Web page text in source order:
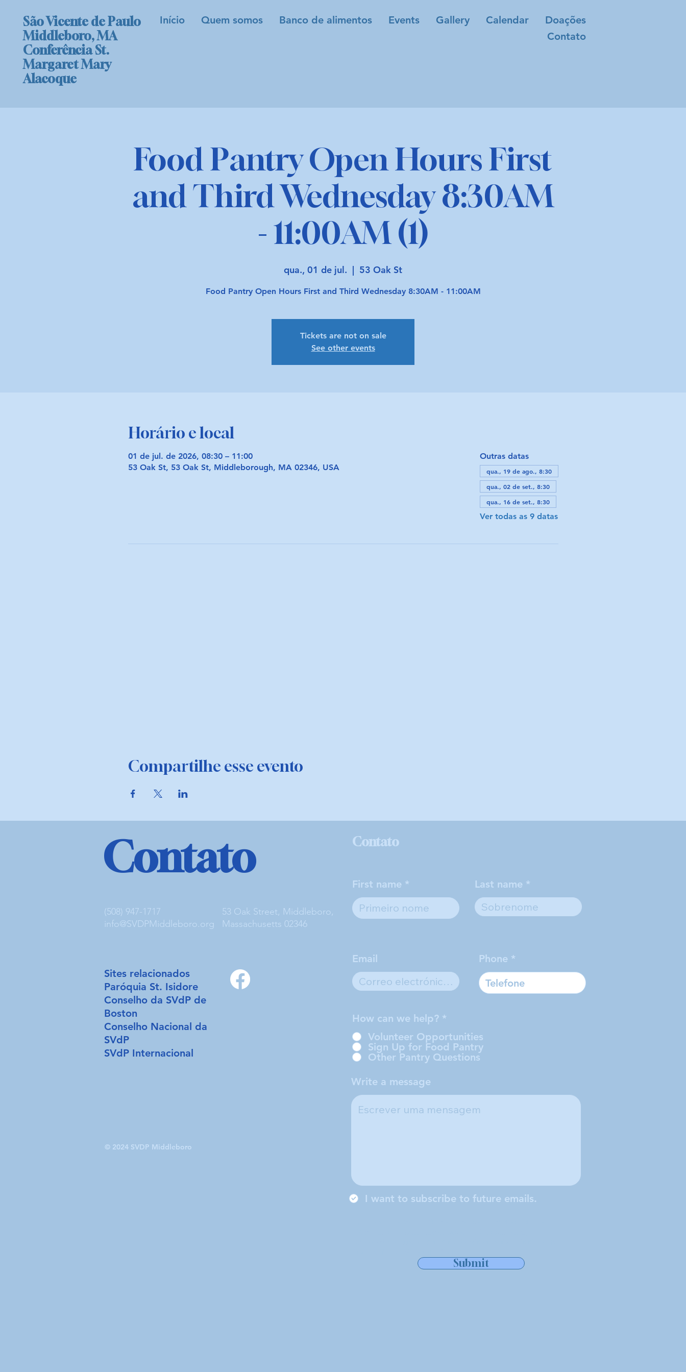
São Vicente de Paulo
Middleboro, MA
Conferência St.
Margaret Mary
Alacoque
Início Quem somos Banco de alimentos Events Gallery Calendar
Doações
Contato
Food Pantry Open Hours First
and Third Wednesday 8:30AM
- 11:00AM (1)
qua., 01 de jul.
  |
53 Oak St
Food Pantry Open Hours First and Third Wednesday 8:30AM - 11:00AM
Tickets are not on sale
See other events
Horário e local
01 de jul. de 2026, 08:30 – 11:00
53 Oak St, 53 Oak St, Middleborough, MA 02346, USA
Outras datas
qua., 19 de ago., 8:30
qua., 02 de set., 8:30
qua., 16 de set., 8:30
Ver todas as 9 datas
Compartilhe esse evento
Contato
(508) 947-1717
info@SVDPMiddleboro.org
53 Oak Street, Middleboro,
Massachusetts 02346
Sites relacionados
Paróquia St. Isidore
Conselho da SVdP de
Boston
Conselho Nacional da
SVdP
SVdP Internacional
Contato
First name Last name
Email Phone
How can we help? *
Volunteer Opportunities
Sign Up for Food Pantry
Other Pantry Questions
Write a message
I want to subscribe to future emails.
Submit
© 2024 SVDP Middleboro